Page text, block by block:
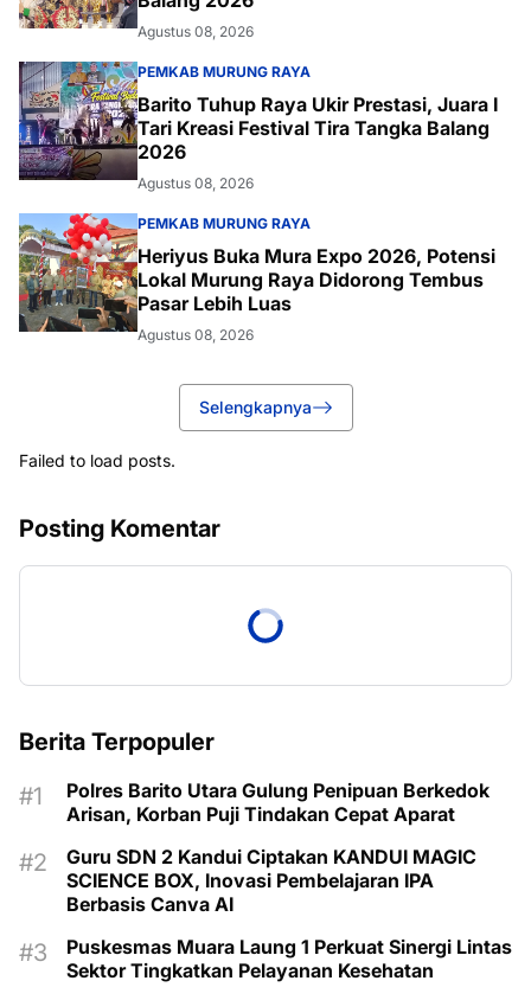
Agustus 08, 2026
PEMKAB MURUNG RAYA
Barito Tuhup Raya Ukir Prestasi, Juara I
Tari Kreasi Festival Tira Tangka Balang
2026
Agustus 08, 2026
PEMKAB MURUNG RAYA
Heriyus Buka Mura Expo 2026, Potensi
Lokal Murung Raya Didorong Tembus
Pasar Lebih Luas
Agustus 08, 2026
Selengkapnya
Failed to load posts.
Posting Komentar
Berita Terpopuler
Polres Barito Utara Gulung Penipuan Berkedok
Arisan, Korban Puji Tindakan Cepat Aparat
Guru SDN 2 Kandui Ciptakan KANDUI MAGIC
SCIENCE BOX, Inovasi Pembelajaran IPA
Berbasis Canva AI
Puskesmas Muara Laung 1 Perkuat Sinergi Lintas
Sektor Tingkatkan Pelayanan Kesehatan